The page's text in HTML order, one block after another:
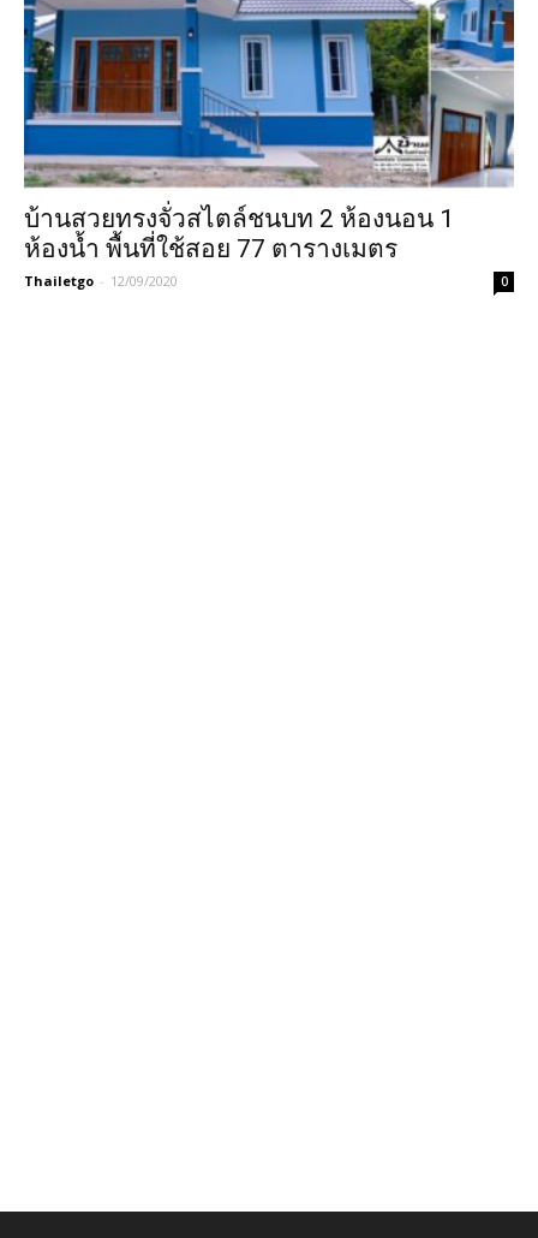
บ้านสวยทรงจั่วสไตล์ชนบท 2 ห้องนอน 1
ห้องน้ำ พื้นที่ใช้สอย 77 ตารางเมตร
Thailetgo - 12/09/2020 0